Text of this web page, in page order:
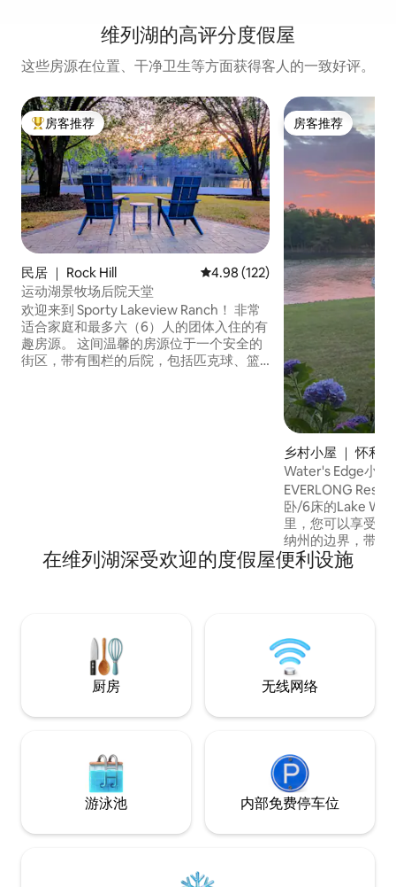
维列湖的高评分度假屋
这些房源在位置、干净卫生等方面获得客人的一致好评。
热门「房客推荐」
房客推荐
民居 ｜ Rock Hill 平均评分 4.98 分（满分 5 分），
4.98 (122)
运动湖景牧场后院天堂
欢迎来到 Sporty Lakeview Ranch！ 非常
适合家庭和最多六（6）人的团体入住的有
趣房源。 这间温馨的房源位于一个安全的
街区，带有围栏的后院，包括匹克球、篮
房客推荐
房客推荐
乡村小屋 ｜ 怀利湖
Water's Edge小屋
火！
EVERLONG
卧/6床的Lake
里，您可以享受宁
纳州的边界，带上
行，或与伴侣一起
旅。 距离城镇仅
湖畔生活适合所有
在维列湖深受欢迎的度假屋便利设施
厨房 无线网络
游泳池 内部免费停车位